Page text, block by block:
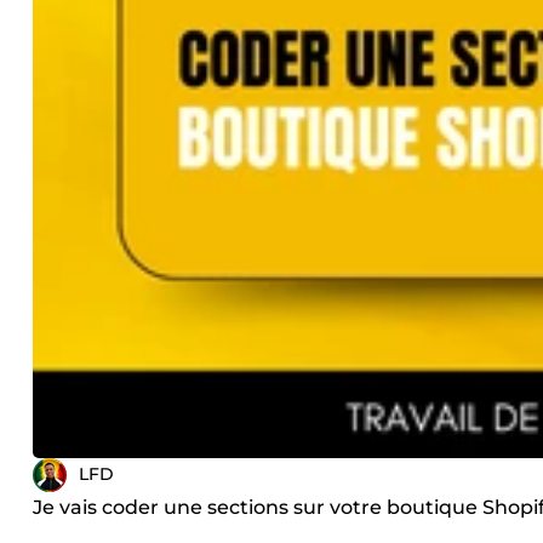
LFD
Je vais coder une sections sur votre boutique